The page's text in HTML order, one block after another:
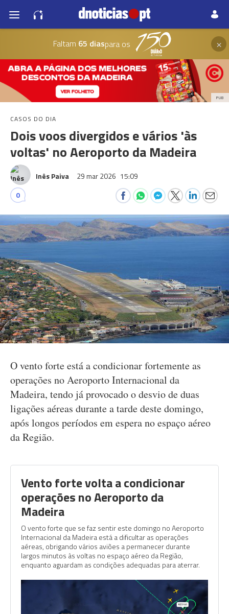
Faltam 65 diaspara os ×
PUB
CASOS DO DIA
Dois voos divergidos e vários 'às
voltas' no Aeroporto da Madeira
Inês Paiva 29 mar 2026 15:09
0
O vento forte está a condicionar fortemente as
operações no Aeroporto Internacional da
Madeira, tendo já provocado o desvio de duas
ligações aéreas durante a tarde deste domingo,
após longos períodos em espera no espaço aéreo
da Região.
Vento forte volta a condicionar
operações no Aeroporto da
Madeira
O vento forte que se faz sentir este domingo no Aeroporto
Internacional da Madeira está a dificultar as operações
aéreas, obrigando vários aviões a permanecer durante
largos minutos às voltas no espaço aéreo da Região,
enquanto aguardam as condições adequadas para aterrar.